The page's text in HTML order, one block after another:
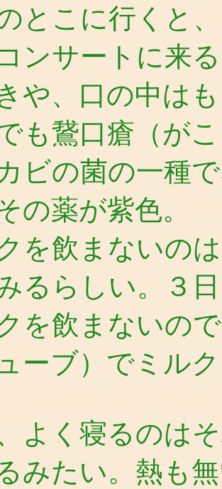
とこに行くと
ンサートに来
や、口の中は
も鵞口瘡（が
ビの菌の一種
の薬が紫色。
を飲まないの
るらしい。３
を飲まないの
ューブ）でミル
よく寝るのは
みたい。熱も